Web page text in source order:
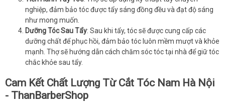
nghiệp, đảm bảo tóc được tẩy sáng đồng đều và đạt độ sáng
như mong muốn.
Dưỡng Tóc Sau Tẩy: Sau khi tẩy, tóc sẽ được cung cấp các
dưỡng chất để phục hồi, đảm bảo tóc luôn mềm mượt và khỏe
mạnh. Thợ sẽ hướng dẫn cách chăm sóc tóc tại nhà để giữ tóc
chắc khỏe sau tẩy.
Cam Kết Chất Lượng Từ Cắt Tóc Nam Hà Nội
- ThanBarberShop